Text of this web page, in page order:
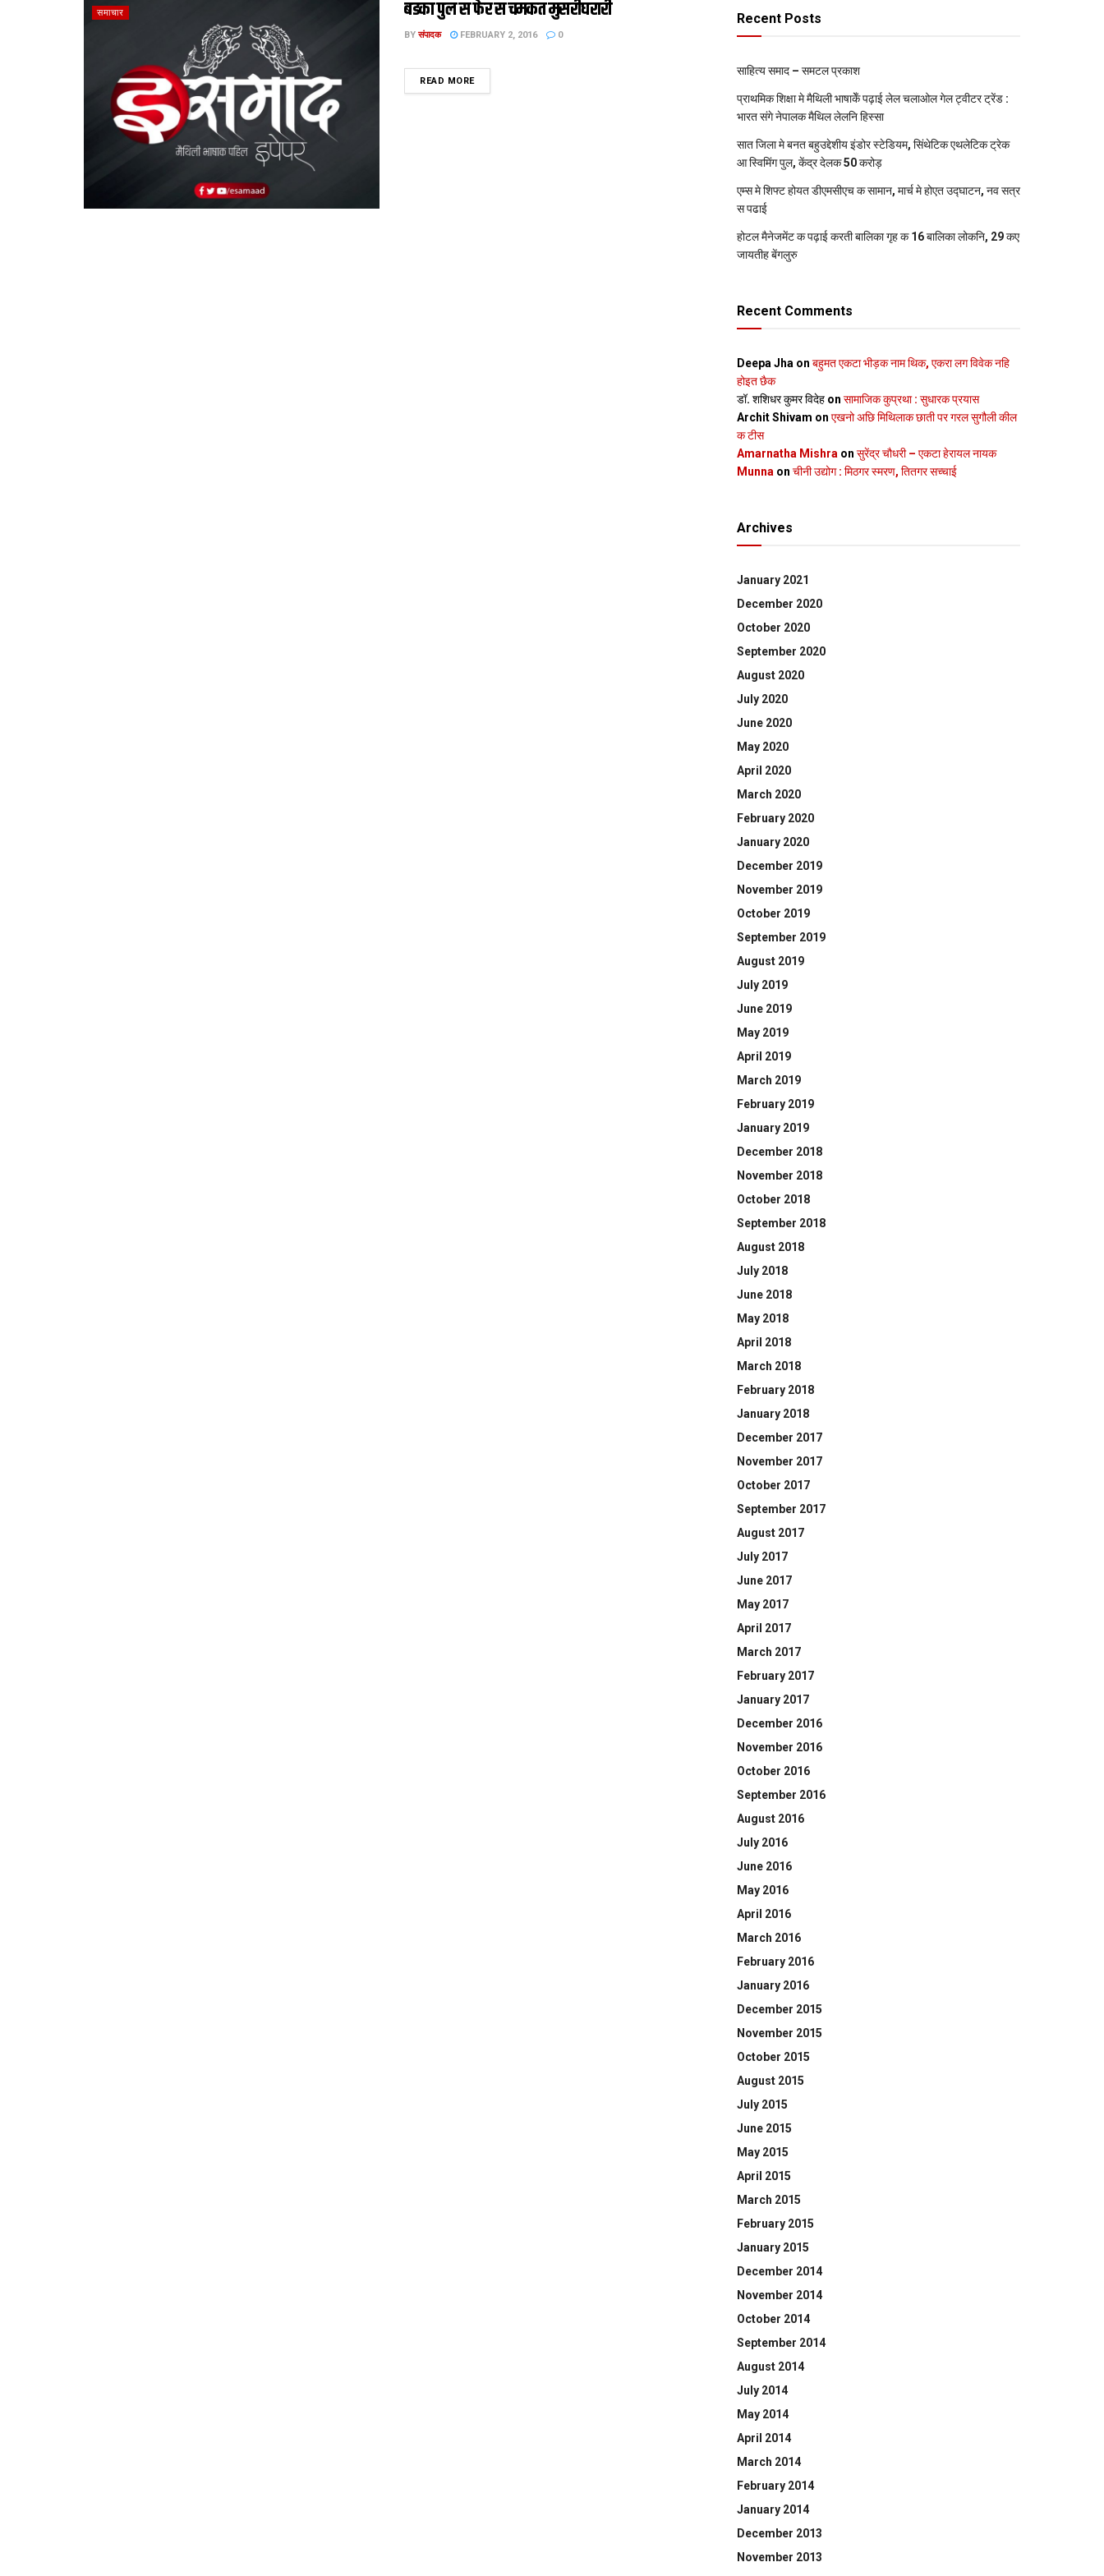
समाचार बडका पुल स फेर स चमकत मुसरीघरारी
BY संपादक FEBRUARY 2, 2016 0
READ MOREDETAILS
Recent Posts
साहित्य समाद – समटल प्रकाश
प्राथमिक शि‍क्षा मे मैथि‍ली भाषाकेँ पढ़ाई लेल चलाओल गेल ट्वीटर ट्रेंड :
भारत संगे नेपालक मैथिल लेलनि हिस्सा
सात जिला मे बनत बहुउद्देशीय इंडोर स्‍टेडि‍यम, सिंथेटिक एथलेटिक ट्रेक
आ स्विमिंग पुल, केंद्र देलक 50 करोड़
एम्स मे शिफ्ट होयत डीएमसीएच क सामान, मार्च मे होएत उद्घाटन, नव सत्र
स पढाई
होटल मैनेजमेंट क पढ़ाई करती बालिका गृह क 16 बालिका लोकनि, 29 कए
जायतीह बेंगलुरु
Recent Comments
Deepa Jha on बहुमत एकटा भीड़क नाम थिक, एकरा लग विवेक नहि
होइत छैक
डॉ. शशिधर कुमर विदेह on सामाजिक कुप्रथा : सुधारक प्रयास
Archit Shivam on एखनो अछि मिथिलाक छाती पर गरल सुगौली कील
क टीस
Amarnatha Mishra on सुरेंद्र चौधरी – एकटा हेरायल नायक
Munna on चीनी उद्योग : मिठगर स्‍मरण, तितगर सच्‍चाई
Archives
January 2021
December 2020
October 2020
September 2020
August 2020
July 2020
June 2020
May 2020
April 2020
March 2020
February 2020
January 2020
December 2019
November 2019
October 2019
September 2019
August 2019
July 2019
June 2019
May 2019
April 2019
March 2019
February 2019
January 2019
December 2018
November 2018
October 2018
September 2018
August 2018
July 2018
June 2018
May 2018
April 2018
March 2018
February 2018
January 2018
December 2017
November 2017
October 2017
September 2017
August 2017
July 2017
June 2017
May 2017
April 2017
March 2017
February 2017
January 2017
December 2016
November 2016
October 2016
September 2016
August 2016
July 2016
June 2016
May 2016
April 2016
March 2016
February 2016
January 2016
December 2015
November 2015
October 2015
August 2015
July 2015
June 2015
May 2015
April 2015
March 2015
February 2015
January 2015
December 2014
November 2014
October 2014
September 2014
August 2014
July 2014
May 2014
April 2014
March 2014
February 2014
January 2014
December 2013
November 2013